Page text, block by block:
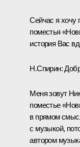
Сейчас я хочу
поместья
история Вас
Н.Спирин:
Меня зовут
поместье
в прямом
с музыкой,
автором